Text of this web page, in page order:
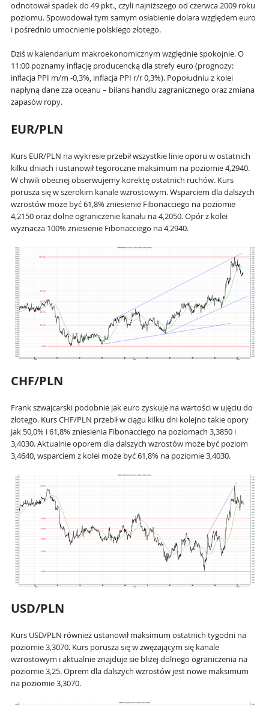
odnotował spadek do 49 pkt., czyli najniższego od czerwca 2009 roku
poziomu. Spowodował tym samym osłabienie dolara względem euro
i pośrednio umocnienie polskiego złotego.
Dziś w kalendarium makroekonomicznym względnie spokojnie. O
11:00 poznamy inflację producencką dla strefy euro (prognozy:
inflacja PPI m/m -0,3%, inflacja PPI r/r 0,3%). Popołudniu z kolei
napłyną dane zza oceanu – bilans handlu zagranicznego oraz zmiana
zapasów ropy.
EUR/PLN
Kurs EUR/PLN na wykresie przebił wszystkie linie oporu w ostatnich
kilku dniach i ustanowił tegoroczne maksimum na poziomie 4,2940.
W chwili obecnej obserwujemy korektę ostatnich ruchów. Kurs
porusza się w szerokim kanale wzrostowym. Wsparciem dla dalszych
wzrostów może być 61,8% zniesienie Fibonacciego na poziomie
4,2150 oraz dolne ograniczenie kanału na 4,2050. Opór z kolei
wyznacza 100% zniesienie Fibonacciego na 4,2940.
CHF/PLN
Frank szwajcarski podobnie jak euro zyskuje na wartości w ujęciu do
złotego. Kurs CHF/PLN przebił w ciągu kilku dni kolejno takie opory
jak 50,0% i 61,8% zniesienia Fibonacciego na poziomach 3,3850 i
3,4030. Aktualnie oporem dla dalszych wzrostów może być poziom
3,4640, wsparciem z kolei może być 61,8% na poziomie 3,4030.
USD/PLN
Kurs USD/PLN również ustanowił maksimum ostatnich tygodni na
poziomie 3,3070. Kurs porusza się w zwężającym się kanale
wzrostowym i aktualnie znajduje sie bliżej dolnego ograniczenia na
poziomie 3,25. Oprem dla dalszych wzrostów jest nowe maksimum
na poziomie 3,3070.